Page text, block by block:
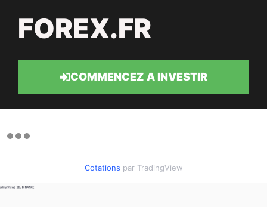
FOREX.FR
COMMENCEZ A INVESTIR
Cotations par TradingView